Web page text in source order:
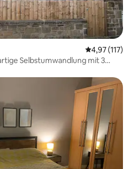
4,97 (117)
Selbstumwandlung mit 3